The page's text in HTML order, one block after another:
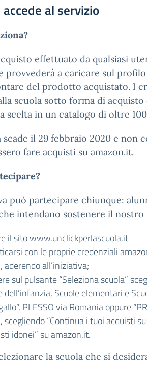
accede al servizio
effettuato da qualsiasi
provvederà a caricare sul
del prodotto acquistato. I
scuola sotto forma di
scelta in un catalogo di oltre
scade il 29 febbraio 2020 e
fare acquisti su amazon.it.
può partecipare chiunque:
intendano sostenere il
il sito www.unclickperlascuola.it
con le proprie credenziali
aderendo all’iniziativa;
sul pulsante “Seleziona scuola”
dell’infanzia, Scuole elementari e
PLESSO via Romania oppure
scegliendo “Continua i tuoi acquisti
idonei” su amazon.it.
la scuola che si